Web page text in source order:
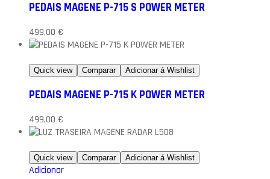
PEDAIS MAGENE P-715 S POWER METER
499,00 €
Quick view Comparar Adicionar á Wishlist
PEDAIS MAGENE P-715 K POWER METER
499,00 €
Quick view Comparar Adicionar á Wishlist
Adicionar